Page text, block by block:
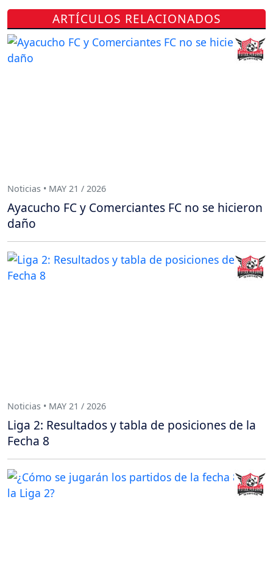
ARTÍCULOS RELACIONADOS
Noticias • MAY 21 / 2026
Ayacucho FC y Comerciantes FC no se hicieron
daño
Noticias • MAY 21 / 2026
Liga 2: Resultados y tabla de posiciones de la
Fecha 8